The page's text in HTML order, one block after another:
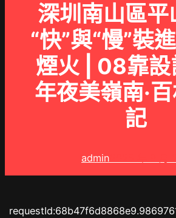
深圳南山區平
“快”與“慢”裝
煙火 | 08靠設
年夜美嶺南·
記
admin